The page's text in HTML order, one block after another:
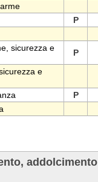
P
sicurezza e
P
e
P
addolcimento